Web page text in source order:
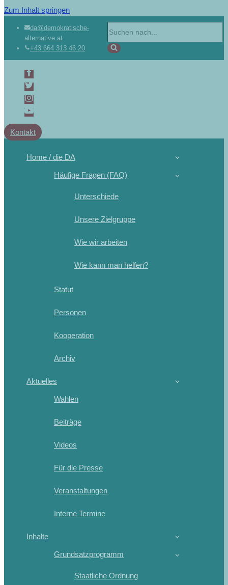
Zum Inhalt springen
da@demokratische-
alternative.at
+43 664 313 46 20
Kontakt
Home / die DA
Häufige Fragen (FAQ)
Unterschiede
Unsere Zielgruppe
Wie wir arbeiten
Wie kann man helfen?
Statut
Personen
Kooperation
Archiv
Aktuelles
Wahlen
Beiträge
Videos
Für die Presse
Veranstaltungen
Interne Termine
Inhalte
Grundsatzprogramm
Staatliche Ordnung